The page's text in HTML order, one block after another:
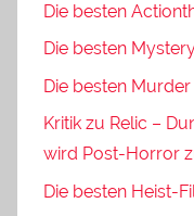
Die besten
Die besten
Die besten
Kritik zu Relic –
wird Post-Horror
Die besten Heist-